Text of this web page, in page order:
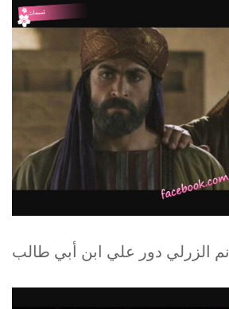
الزرلي دور علي ابن أبي طالب